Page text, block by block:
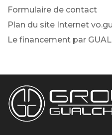
Formulaire de contact
Plan du site Internet
Le financement par